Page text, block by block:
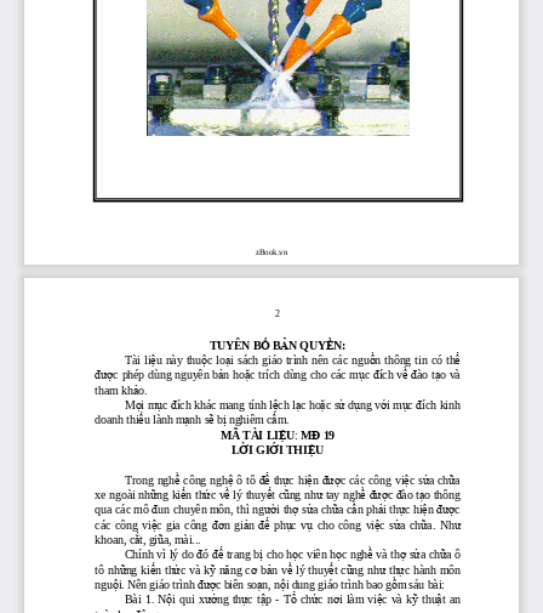
zBook.vn
2
TUYÊN BỐ BẢN QUYỀN:
Tài liệu này thuộc loại sách giáo trình nên các nguồn thông tin có thể
được phép dùng nguyên bản hoặc trích dùng cho các mục đích về đào tạo và
tham khảo.
Mọi mục đích khác mang tính lệch lạc hoặc sử dụng với mục đích kinh
doanh thiếu lành mạnh sẽ bị nghiêm cấm.
MÃ TÀI LIỆU: MĐ 19
LỜI GIỚI THIỆU
Trong nghề công nghệ ô tô để thực hiện được các công việc sửa chữa
xe ngoài những kiến thức về lý thuyết cũng như tay nghề được đào tạo thông
qua các mô đun chuyên môn, thì người thợ sửa chữa cần phải thực hiện được
các công việc gia công đơn giản để phục vụ cho công việc sửa chữa. Như
khoan, cắt, giũa, mài...
Chính vì lý do đó để trang bị cho học viên học nghề và thợ sửa chữa ô
tô những kiến thức và kỹ năng cơ bản về lý thuyết cũng như thực hành môn
nguội. Nên giáo trình được biên soạn, nội dung giáo trình bao gồm sáu bài:
Bài 1. Nội qui xưởng thực tập - Tổ chức nơi làm việc và kỹ thuật an